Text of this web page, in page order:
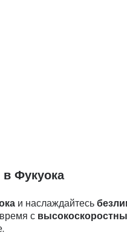
Фукуока
и наслаждайтесь
с